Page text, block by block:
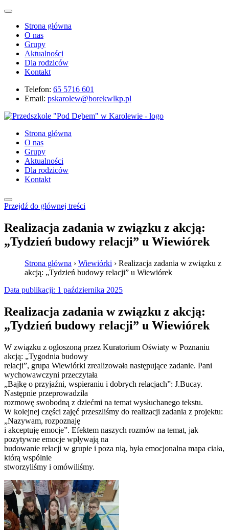
Strona główna
O nas
Grupy
Aktualności
Dla rodziców
Kontakt
Telefon: 65 5716 601
Email: pskarolew@borekwlkp.pl
Strona główna
O nas
Grupy
Aktualności
Dla rodziców
Kontakt
Przejdź do głównej treści
Realizacja zadania w związku z akcją:
„Tydzień budowy relacji” u Wiewiórek
Strona główna › Wiewiórki › Realizacja zadania w związku z
akcją: „Tydzień budowy relacji” u Wiewiórek
Data publikacji: 1 października 2025
Realizacja zadania w związku z akcją:
„Tydzień budowy relacji” u Wiewiórek
W związku z ogłoszoną przez Kuratorium Oświaty w Poznaniu
akcją: „Tygodnia budowy
relacji”, grupa Wiewiórki zrealizowała następujące zadanie. Pani
wychowawczyni przeczytała
„Bajkę o przyjaźni, wspieraniu i dobrych relacjach”: J.Bucay.
Następnie przeprowadziła
rozmowę swobodną z dziećmi na temat wysłuchanego tekstu.
W kolejnej części zajęć przeszliśmy do realizacji zadania z projektu:
„Nazywam, rozpoznaję
i akceptuję emocje”. Efektem naszych rozmów na temat, jak
pozytywne emocje wpływają na
budowanie relacji w grupie i poza nią, była emocjonalna mapa ciała,
którą wspólnie
stworzyliśmy i omówiliśmy.